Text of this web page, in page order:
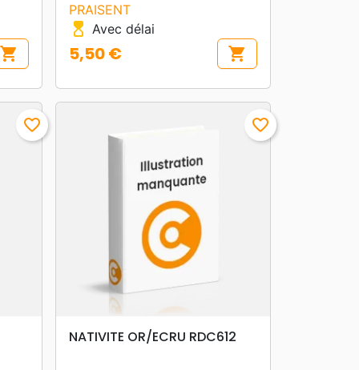
shopping_cart
PRAISENT
hourglass_top Avec délai
Prix
5,50 € shopping_cart
favorite_border
searchAPERÇU RAPIDE
favorite_border
NATIVITE OR/ECRU RDC612